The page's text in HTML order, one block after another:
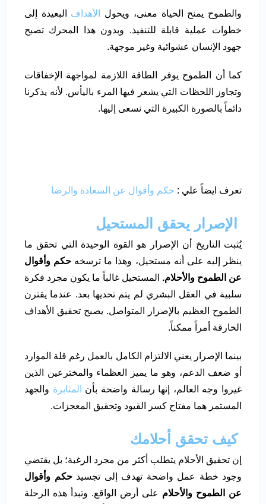
والطموح يمنح الحياة معنى، ويحول الأهداف البعيدة إلى
خطوات عملية قابلة للتنفيذ. وبدون هذا المحرك تصبح
جهود الإنسان عشوائية وغير موجهة.
كما أن الطموح يوفر الطاقة اللازمة لمواجهة الإخفاقات
وتجاوز اللحظات التي يشعر فيها المرء باليأس. لأنه يذكرنا
دائماً بالصورة الكبيرة التي نسعى إليها.
تعرف ايضاً علي : حكم وأقوال عن السعادة والرضا
الإصرار يحقق المستحيل
يُثبت التاريخ أن الإصرار هو القوة الوحيدة التي تحقق ما
ينظر إليه على أنه مستحيل، وهذا ما ترسخه حكم وأقوال
عن الطموح والأحلام. المستحيل غالباً ما يكون مجرد فكرة
سلبية في العقل البشري لم يتم تحديها بعد. عندما يقترن
الطموح العظيم بالإصرار المتواصل. يصبح تحقيق الأهداف
الخارقة أمراً ممكناً.
بينما الإصرار يعني الالتزام الكامل بالعمل رغم قلة الموارد
أو ضعف الدعم، وهو ما يميز العظماء والمخترعين الذين
غيروا وجه العالم، إنها رسالة واضحة بأن
المثابرة والجهد
المستمر هما مفتاح كسر القيود وتحقيق المعجزات.
كيف تحقق أحلامك
إن تحقيق الأحلام يتطلب أكثر من مجرد الرغبة؛ بل يقتضي
وجود خطة عمل واضحة تهدف إلى تجسيدحكم وأقوال
عن الطموح والأحلام على أرض الواقع. وتبدأ هذه الرحلة